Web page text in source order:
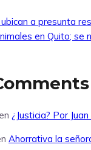
a presunta
en Quito; se
¿Justicia? Por
Ahorrativa la